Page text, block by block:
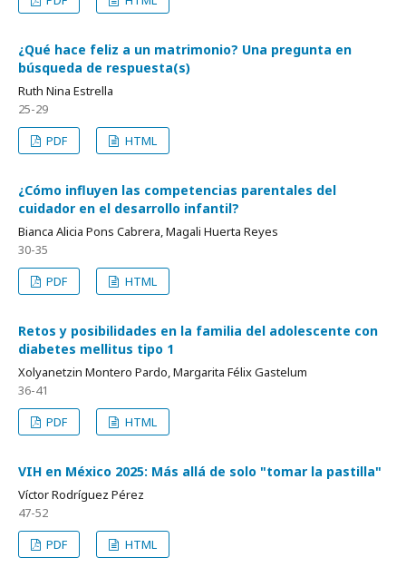
¿Qué hace feliz a un matrimonio? Una pregunta en
búsqueda de respuesta(s)
Ruth Nina Estrella
25-29
PDF
HTML
¿Cómo influyen las competencias parentales del
cuidador en el desarrollo infantil?
Bianca Alicia Pons Cabrera, Magali Huerta Reyes
30-35
PDF
HTML
Retos y posibilidades en la familia del adolescente con
diabetes mellitus tipo 1
Xolyanetzin Montero Pardo, Margarita Félix Gastelum
36-41
PDF
HTML
VIH en México 2025: Más allá de solo "tomar la pastilla"
Víctor Rodríguez Pérez
47-52
PDF
HTML